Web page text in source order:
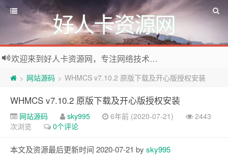
好人卡资源网
欢迎来到好人卡资源网，专注网络技术资源收集，我们不仅是网络资源的搬运工，也生产原创资源。寻找资源请留言或关注公众号:烈日下的男人
> 网站源码 > WHMCS v7.10.2 原版下载及开心版授权安装
WHMCS v7.10.2 原版下载及开心版授权安装
网站源码 sky995 6年前 (2020-07-21)
2443
次浏览
0个评论
本文及资源最后更新时间 2020-07-21 by sky995